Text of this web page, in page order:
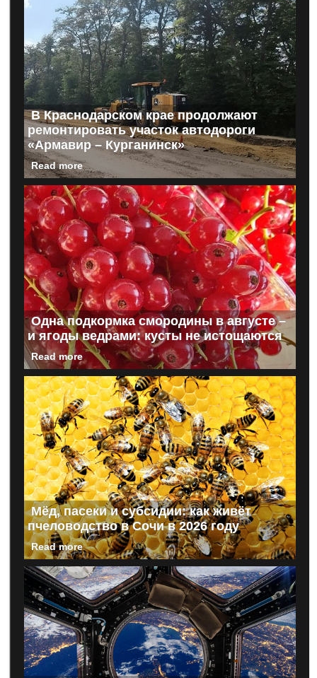
В Краснодарском крае продолжают
ремонтировать участок автодороги
«Армавир – Курганинск»
Read more
Одна подкормка смородины в августе –
и ягоды ведрами: кусты не истощаются
Read more
Мёд, пасеки и субсидии: как живёт
пчеловодство в Сочи в 2026 году
Read more